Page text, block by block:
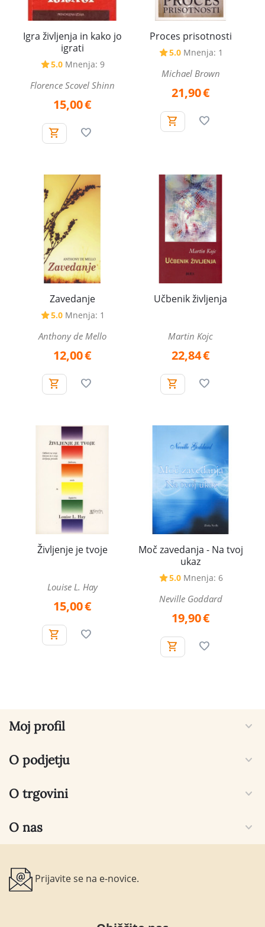
Igra življenja in kako jo
igrati
5.0 Mnenja: 9
Florence Scovel Shinn
15,00€
Proces prisotnosti
5.0 Mnenja: 1
Michael Brown
21,90€
Zavedanje
5.0 Mnenja: 1
Anthony de Mello
12,00€
Učbenik življenja
Martin Kojc
22,84€
Življenje je tvoje
Louise L. Hay
15,00€
Moč zavedanja - Na tvoj
ukaz
5.0 Mnenja: 6
Neville Goddard
19,90€
Moj profil
O podjetju
O trgovini
O nas
Prijavite se na e-novice.